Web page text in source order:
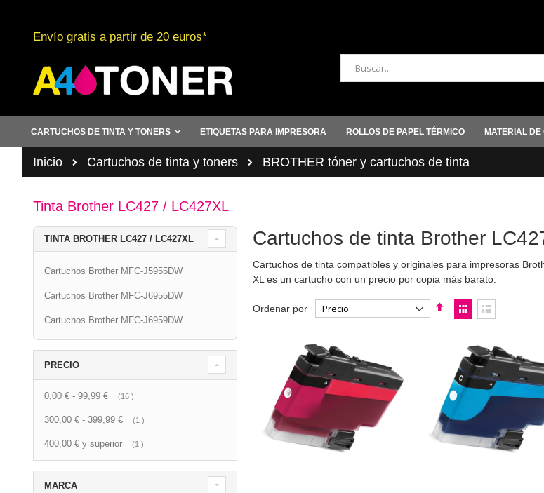
al
contenido
Envío gratis a partir de 20 euros*
Buscar
CARTUCHOS DE TINTA Y TONERS ETIQUETAS PARA IMPRESORA ROLLOS DE PAPEL TÉRMICO MATERIAL DE
Inicio Cartuchos de tinta y toners BROTHER tóner y cartuchos de tinta
Tinta Brother LC427 / LC427XL
Cartuchos de tinta Brother
Cartuchos de tinta compatibles y originales para impresoras
XL es un cartucho con un precio por copia más barato.
Ordenar por
Fijar
Dirección
Ver
como
TINTA BROTHER LC427 / LC427XL
Cartuchos Brother MFC-J5955DW
Cartuchos Brother MFC-J6955DW
Cartuchos Brother MFC-J6959DW
PRECIO
0,00 € - 99,99 € 16 artículo
300,00 € - 399,99 € 1 artículo
400,00 € y superior 1 artículo
MARCA